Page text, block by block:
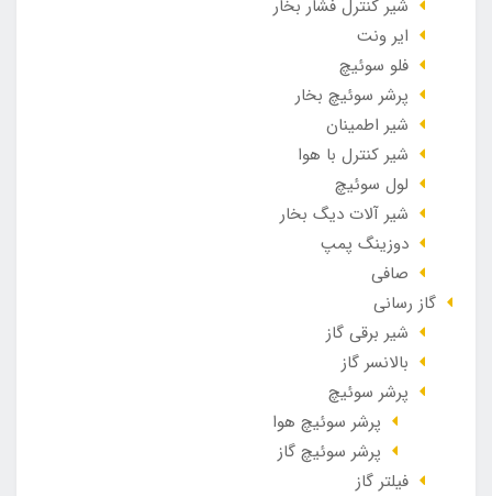
شیر کنترل فشار بخار
ایر ونت
فلو سوئیچ
پرشر سوئیچ بخار
شیر اطمینان
شیر کنترل با هوا
لول سوئیچ
شیر آلات دیگ بخار
دوزینگ پمپ
صافی
گاز رسانی
شیر برقی گاز
بالانسر گاز
پرشر سوئیچ
پرشر سوئیچ هوا
پرشر سوئیچ گاز
فیلتر گاز